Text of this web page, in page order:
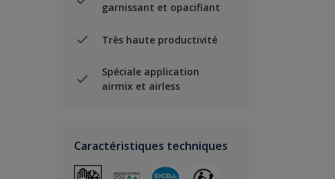
garnissant et opacifiant
Très haute productivité
Spéciale application
airmix et airless
Caractéristiques techniques